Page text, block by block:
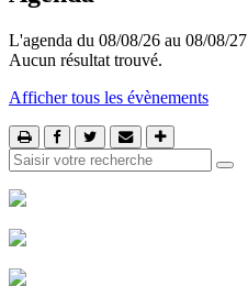
L'agenda du 08/08/26 au 08/08/27
Aucun résultat trouvé.
Afficher tous les évènements